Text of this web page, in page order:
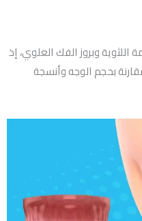
وبروز الفك العلوي، إذ
بحجم الوجه وأنسجة